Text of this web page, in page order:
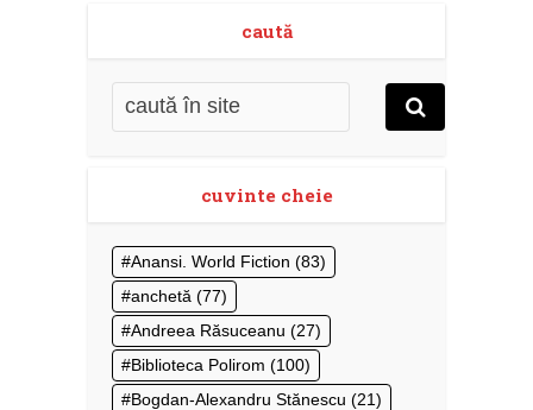
caută
cuvinte cheie
Anansi. World Fiction (83)
anchetă (77)
Andreea Răsuceanu (27)
Biblioteca Polirom (100)
Bogdan-Alexandru Stănescu (21)